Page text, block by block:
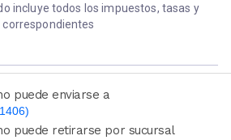
incluye todos los impuestos, tasas y
puede enviarse a
(sólo números)
puede retirarse por sucursal